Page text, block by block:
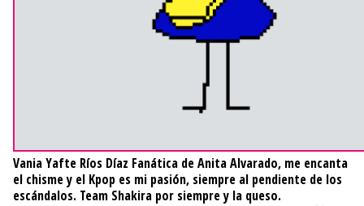
Vania Yafte Ríos Díaz Fanática de Anita Alvarado, me encanta
el chisme y el Kpop es mi pasión, siempre al pendiente de los
escándalos. Team Shakira por siempre y la queso.